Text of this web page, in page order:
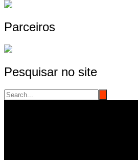
Parceiros
Pesquisar no site